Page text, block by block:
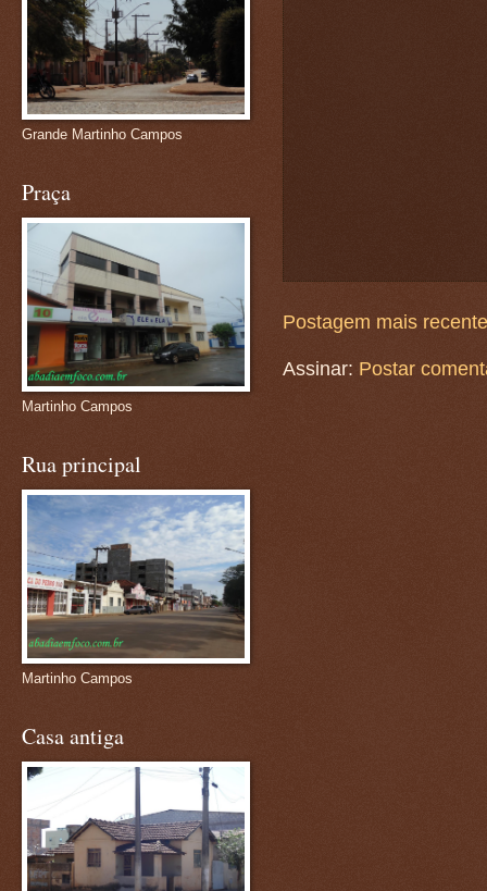
Postagem mais recente
Assinar: Postar
Grande Martinho Campos
Praça
Martinho Campos
Rua principal
Martinho Campos
Casa antiga